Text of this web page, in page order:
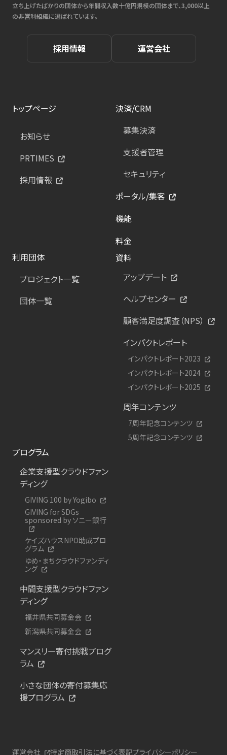
立ち上げたばかりの団体から年間収入数十億円規模の団体まで、3,000以上
の非営利組織に選ばれています。
採用情報 運営会社
トップページ
お知らせ
PRTIMES
採用情報
決済/CRM
募集決済
支援者管理
セキュリティ
ポータル/集客
機能
料金
利用団体
プロジェクト一覧
団体一覧
資料
アップデート
ヘルプセンター
顧客満足度調査（NPS）
インパクトレポート
インパクトレポート2023
インパクトレポート2024
インパクトレポート2025
周年コンテンツ
7周年記念コンテンツ
5周年記念コンテンツ
プログラム
企業支援型クラウドファン
ディング
GIVING 100 by Yogibo
GIVING for SDGs
sponsored by ソニー銀行
ケイズハウスNPO助成プロ
グラム
ゆめ・まちクラウドファンディ
ング
中間支援型クラウドファン
ディング
福井県共同募金会
新潟県共同募金会
マンスリー寄付挑戦プログ
ラム
小さな団体の寄付募集応
援プログラム
運営会社 特定商取引法に基づく表記プライバシーポリシー